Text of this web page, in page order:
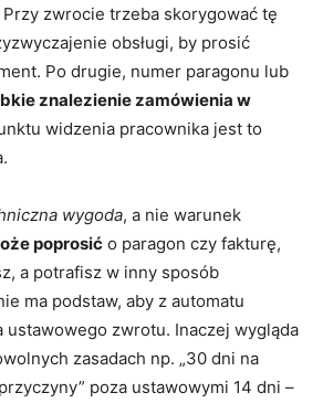
zwrocie trzeba skorygować tę
obsługi, by prosić
Po drugie, numer paragonu lub
znalezienie zamówienia w
widzenia pracownika jest to
wygoda, a nie warunek
poprosić o paragon czy fakturę,
a potrafisz w inny sposób
ma podstaw, aby z automatu
ustawowego zwrotu. Inaczej wygląda
zasadach np. „30 dni na
poza ustawowymi 14 dni –